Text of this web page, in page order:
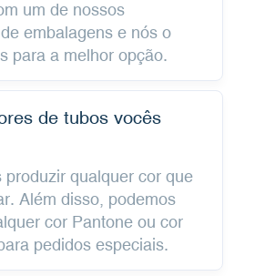
um de nossos
embalagens e nós o
para a melhor opção.
de tubos vocês
produzir qualquer cor que
Além disso, podemos
cor Pantone ou cor
pedidos especiais.